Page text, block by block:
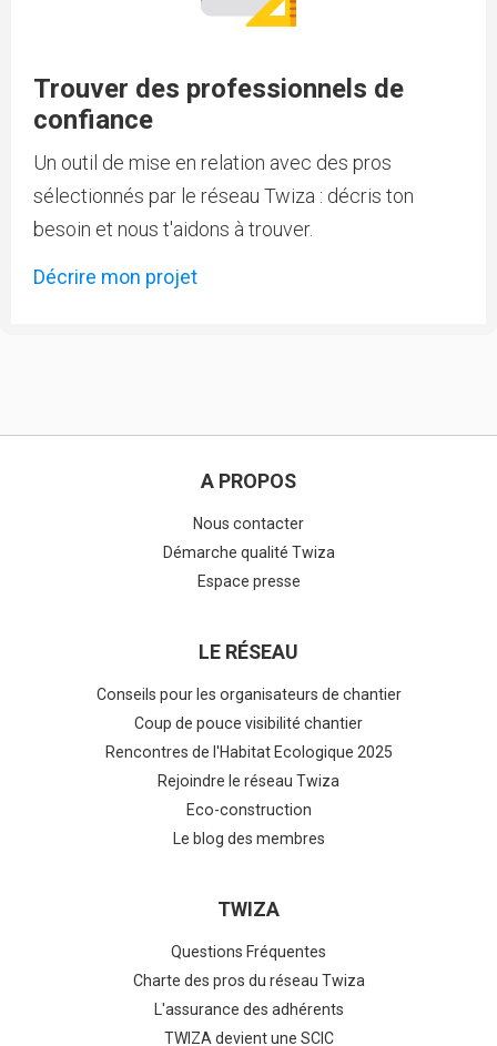
Trouver des professionnels de
confiance
Un outil de mise en relation avec des pros
sélectionnés par le réseau Twiza : décris ton
besoin et nous t'aidons à trouver.
Décrire mon projet
A PROPOS
Nous contacter
Démarche qualité Twiza
Espace presse
LE RÉSEAU
Conseils pour les organisateurs de chantier
Coup de pouce visibilité chantier
Rencontres de l'Habitat Ecologique 2025
Rejoindre le réseau Twiza
Eco-construction
Le blog des membres
TWIZA
Questions Fréquentes
Charte des pros du réseau Twiza
L'assurance des adhérents
TWIZA devient une SCIC